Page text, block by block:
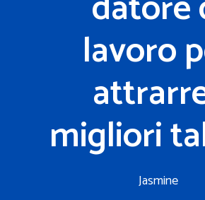
lavoro
migliori
Jasmine